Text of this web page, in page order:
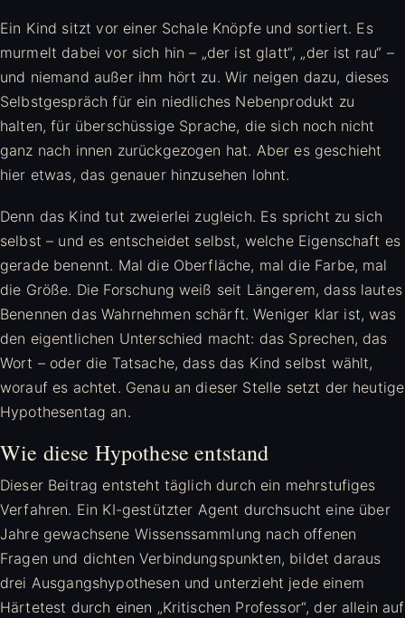
Ein Kind sitzt vor einer Schale Knöpfe und sortiert. Es
murmelt dabei vor sich hin – „der ist glatt“, „der ist rau“ –
und niemand außer ihm hört zu. Wir neigen dazu, dieses
Selbstgespräch für ein niedliches Nebenprodukt zu
halten, für überschüssige Sprache, die sich noch nicht
ganz nach innen zurückgezogen hat. Aber es geschieht
hier etwas, das genauer hinzusehen lohnt.
Denn das Kind tut zweierlei zugleich. Es spricht zu sich
selbst – und es entscheidet selbst, welche Eigenschaft es
gerade benennt. Mal die Oberfläche, mal die Farbe, mal
die Größe. Die Forschung weiß seit Längerem, dass lautes
Benennen das Wahrnehmen schärft. Weniger klar ist, was
den eigentlichen Unterschied macht: das Sprechen, das
Wort – oder die Tatsache, dass das Kind selbst wählt,
worauf es achtet. Genau an dieser Stelle setzt der heutige
Hypothesentag an.
Wie diese Hypothese entstand
Dieser Beitrag entsteht täglich durch ein mehrstufiges
Verfahren. Ein KI-gestützter Agent durchsucht eine über
Jahre gewachsene Wissenssammlung nach offenen
Fragen und dichten Verbindungspunkten, bildet daraus
drei Ausgangshypothesen und unterzieht jede einem
Härtetest durch einen „Kritischen Professor“, der allein auf